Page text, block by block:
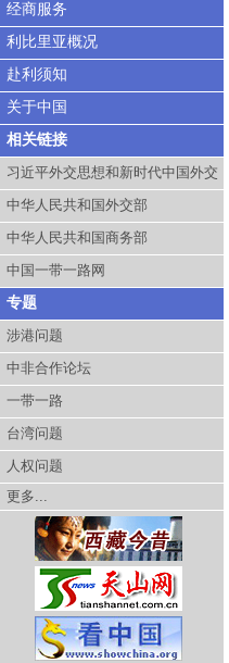
经商服务
利比里亚概况
赴利须知
关于中国
相关链接
习近平外交思想和新时代中国外交
中华人民共和国外交部
中华人民共和国商务部
中国一带一路网
专题
涉港问题
中非合作论坛
一带一路
台湾问题
人权问题
更多...